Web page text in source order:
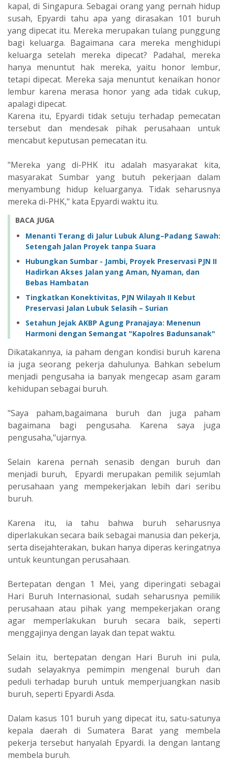
kapal, di Singapura. Sebagai orang yang pernah hidup
susah, Epyardi tahu apa yang dirasakan 101 buruh
yang dipecat itu. Mereka merupakan tulang punggung
bagi keluarga. Bagaimana cara mereka menghidupi
keluarga setelah mereka dipecat? Padahal, mereka
hanya menuntut hak mereka, yaitu honor lembur,
tetapi dipecat. Mereka saja menuntut kenaikan honor
lembur karena merasa honor yang ada tidak cukup,
apalagi dipecat.
Karena itu, Epyardi tidak setuju terhadap pemecatan
tersebut dan mendesak pihak perusahaan untuk
mencabut keputusan pemecatan itu.
"Mereka yang di-PHK itu adalah masyarakat kita,
masyarakat Sumbar yang butuh pekerjaan dalam
menyambung hidup keluarganya. Tidak seharusnya
mereka di-PHK," kata Epyardi waktu itu.
BACA JUGA
Menanti Terang di Jalur Lubuk Alung–Padang Sawah:
Setengah Jalan Proyek tanpa Suara ‎
Hubungkan Sumbar - Jambi, Proyek Preservasi PJN II
Hadirkan Akses Jalan yang Aman, Nyaman, dan
Bebas Hambatan
Tingkatkan Konektivitas, PJN Wilayah II Kebut
Preservasi Jalan Lubuk Selasih – Surian
Setahun Jejak AKBP Agung Pranajaya: Menenun
Harmoni dengan Semangat "Kapolres Badunsanak"
Dikatakannya, ia paham dengan kondisi buruh karena
ia juga seorang pekerja dahulunya. Bahkan sebelum
menjadi pengusaha ia banyak mengecap asam garam
kehidupan sebagai buruh.
"Saya paham,bagaimana buruh dan juga paham
bagaimana bagi pengusaha. Karena saya juga
pengusaha,"ujarnya.
Selain karena pernah senasib dengan buruh dan
menjadi buruh, Epyardi merupakan pemilik sejumlah
perusahaan yang mempekerjakan lebih dari seribu
buruh.
Karena itu, ia tahu bahwa buruh seharusnya
diperlakukan secara baik sebagai manusia dan pekerja,
serta disejahterakan, bukan hanya diperas keringatnya
untuk keuntungan perusahaan.
Bertepatan dengan 1 Mei, yang diperingati sebagai
Hari Buruh Internasional, sudah seharusnya pemilik
perusahaan atau pihak yang mempekerjakan orang
agar memperlakukan buruh secara baik, seperti
menggajinya dengan layak dan tepat waktu.
Selain itu, bertepatan dengan Hari Buruh ini pula,
sudah selayaknya pemimpin mengenal buruh dan
peduli terhadap buruh untuk memperjuangkan nasib
buruh, seperti Epyardi Asda.
Dalam kasus 101 buruh yang dipecat itu, satu-satunya
kepala daerah di Sumatera Barat yang membela
pekerja tersebut hanyalah Epyardi. Ia dengan lantang
membela buruh.